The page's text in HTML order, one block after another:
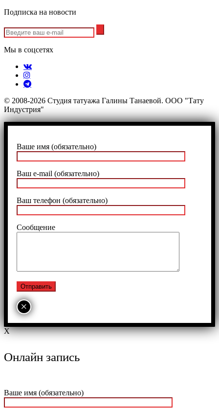
Подписка на новости
Мы в соцсетях
© 2008-2026 Студия татуажа Галины Танаевой. ООО "Тату
Индустрия"
Ваше имя (обязательно)
Ваш e-mail (обязательно)
Ваш телефон (обязательно)
Сообщение
×
X
Онлайн запись
Ваше имя (обязательно)